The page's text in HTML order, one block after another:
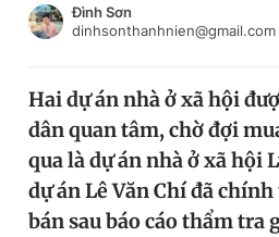
Chào ngày mới
Video
Sản phẩm khác
Đình Sơn
dinhsonthanhnien@gmail.com
Hai dự án nhà ở xã hội
dân quan tâm, chờ đợi
qua là dự án nhà ở xã hội
dự án Lê Văn Chí đã
bán sau báo cáo thẩm tra